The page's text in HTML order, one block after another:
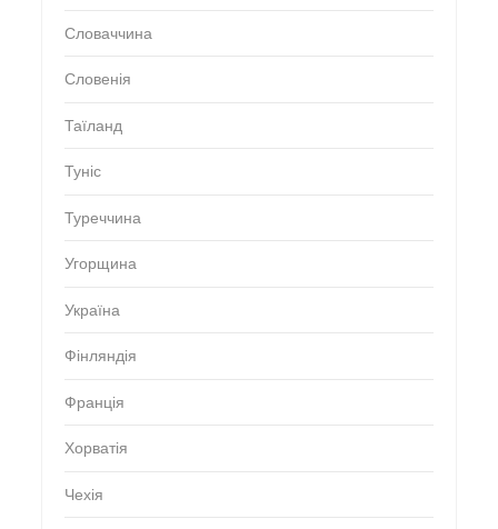
Словаччина
Словенія
Таїланд
Туніс
Туреччина
Угорщина
Україна
Фінляндія
Франція
Хорватія
Чехія